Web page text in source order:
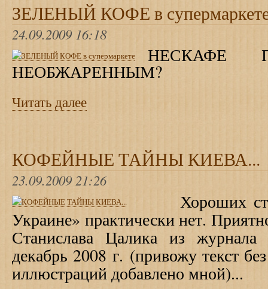
ЗЕЛЕНЫЙ КОФЕ в
24.09.2009 16:18
НЕСКАФЕ
НЕОБЖАРЕННЫМ?
Читать далее
КОФЕЙНЫЕ ТАЙНЫ КИЕВА...
23.09.2009 21:26
Хороших
Украине» практически нет.
Станислава Цалика из
декабрь 2008 г. (привожу текст
иллюстраций добавлено мной)...